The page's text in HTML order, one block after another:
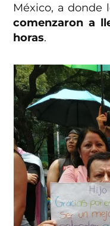
México, a donde
comenzaron a
horas.